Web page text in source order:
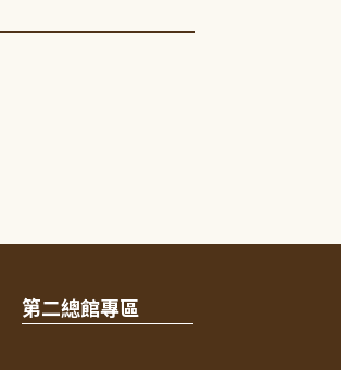
第二總館專區